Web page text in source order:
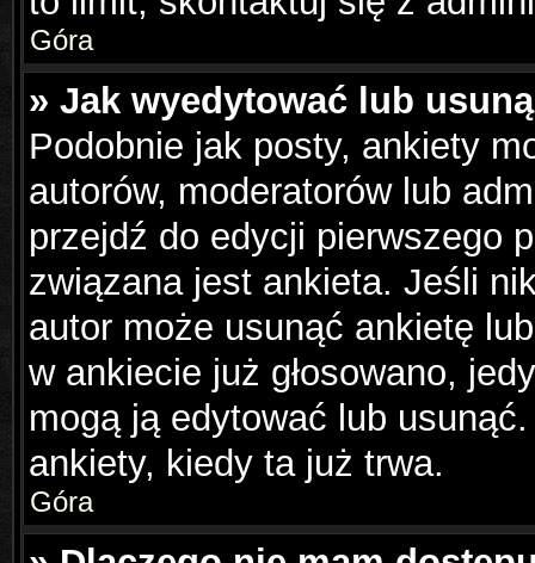
Góra
» Jak wyedytować lub
Podobnie jak posty, ankiety
autorów, moderatorów lub
przejdź do edycji pierwszego
związana jest ankieta. Jeśli
autor może usunąć ankietę
w ankiecie już głosowano,
mogą ją edytować lub
ankiety, kiedy ta już trwa.
Góra